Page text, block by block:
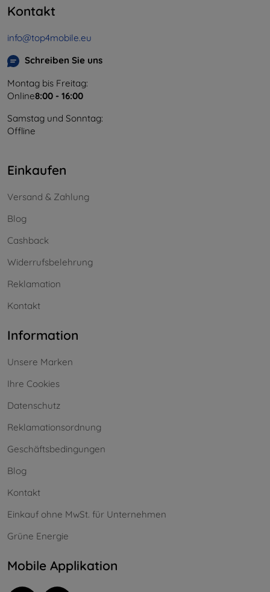
Kontakt
info@top4mobile.eu
Schreiben Sie uns
Montag bis Freitag:
Online8:00 - 16:00
Samstag und Sonntag:
Offline
Einkaufen
Versand & Zahlung
Blog
Cashback
Widerrufsbelehrung
Reklamation
Kontakt
Information
Unsere Marken
Ihre Cookies
Datenschutz
Reklamationsordnung
Geschäftsbedingungen
Blog
Kontakt
Einkauf ohne MwSt. für Unternehmen
Grüne Energie
Mobile Applikation